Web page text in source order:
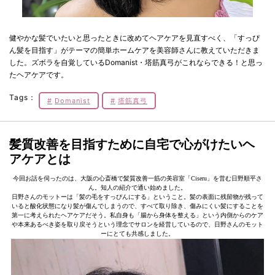
健やかな髪でいたいと思ったときに改めてヘアケアを見直すべく、「すっぴ
ん髪を目指す」がテーマの簡単ホームケアを美容師さんに教えていただきま
した。ズボラを自覚しているDomanist・塔筋真弓がこれならできる！と思っ
たヘアケアです。
Tags： Domanist 塔筋真弓
髪質改善を目指すために自宅で心がけたいヘ
アケアとは
今回お話を伺ったのは、大阪の心斎橋で髪質改善一筋の美容室「Ciseru」を営む日野順平さ
ん。知人の紹介で通い始めました。
日野さんのモットーは「髪の毛をすっぴんにする」ということ。髪の表面に残留物が残って
いると酸化状態になり髪が傷んでしまうので、すべて取り除き、傷みにくい髪にすることを
第一に考えられたヘアケアだそう。私自身も「腸から身体を整える」という内側からのケア
や本来あるべき姿を取り戻そうという理念でサロンを経営しているので、日野さんのモット
ーにとても共感しました。